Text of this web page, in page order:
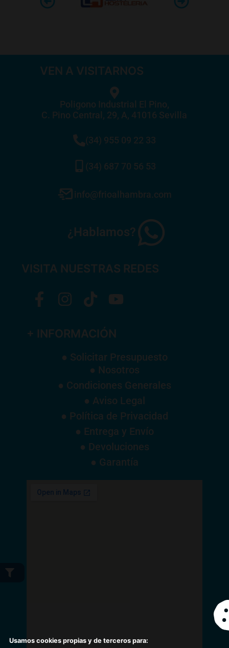
VEN A VISITARNOS
Poligono Industrial El Pino,
C. Pino Central, 29, A, 41016 Sevilla
(34) 955 09 22 33
(34) 687 70 56 53
info@frioalhambra.com
¿Hablamos?
VISITA NUESTRAS REDES
+ INFORMACIÓN
● Solicitar Presupuesto
● Nosotros
● Condiciones Generales
● Aviso Legal
● Política de Privacidad
● Entrega y Envío
● Devoluciones
● Garantía
Usamos cookies propias y de terceros para: